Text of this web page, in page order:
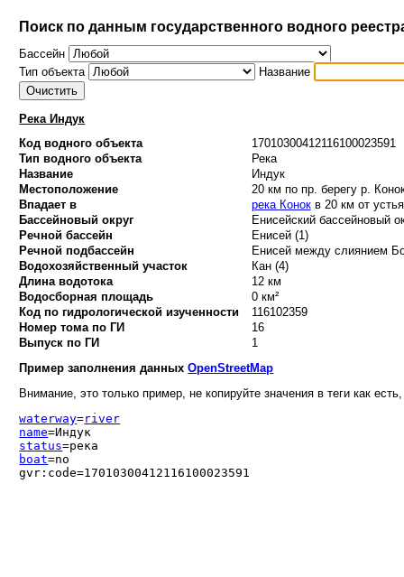
Поиск по данным государственного водного
Бассейн
Тип объекта
Название
Река Индук
Код водного объекта
17010300412116100023591
Тип водного объекта
Река
Название
Индук
Местоположение
20 км по пр. берегу р.
Впадает в
река Конокв 20 км от устья
Бассейновый округ
Енисейский бассейновый
Речной бассейн
Енисей (1)
Речной подбассейн
Енисей между слиянием
Водохозяйственный участок
Кан (4)
Длина водотока
12 км
Водосборная площадь
0 км²
Код по гидрологической изученности
116102359
Номер тома по ГИ
16
Выпуск по ГИ
1
Пример заполнения данныхOpenStreetMap
Внимание, это только пример, не копируйте значения в теги как
waterway=river
name=Индук
status=река
boat=no
gvr:code=17010300412116100023591